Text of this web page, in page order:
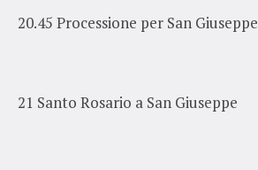
20.45 Processione per San Giuseppe
21 Santo Rosario a San Giuseppe